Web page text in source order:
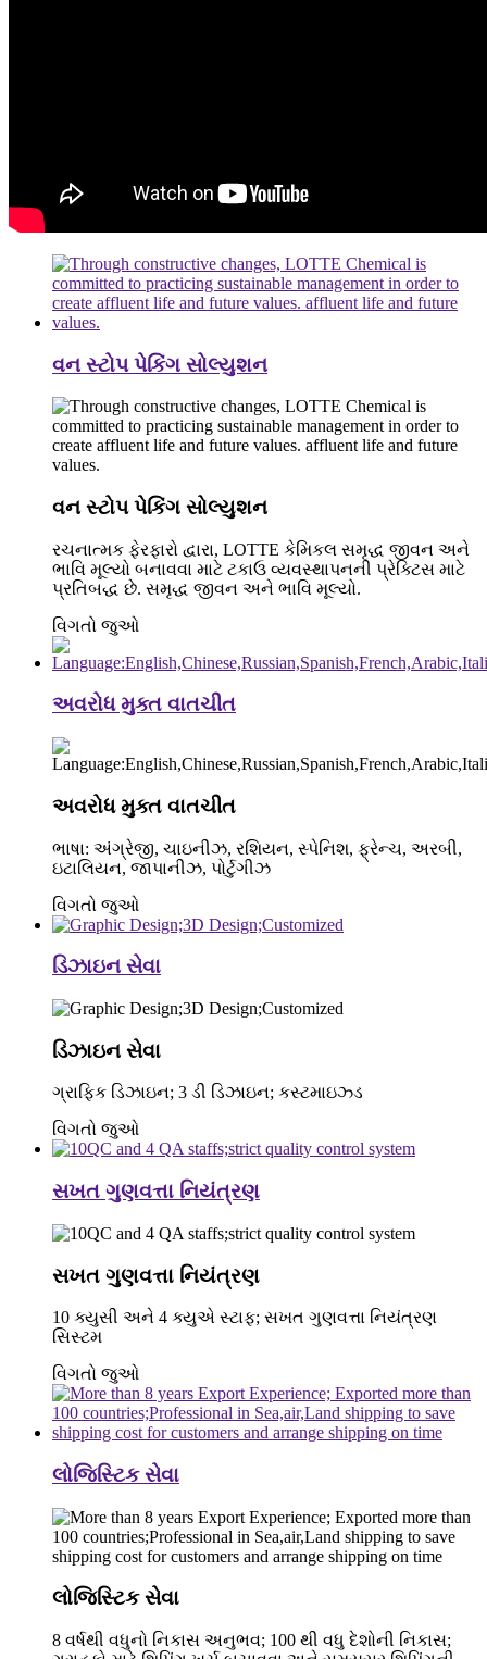
વન સ્ટોપ પેકિંગ સોલ્યુશન
વન સ્ટોપ પેકિંગ સોલ્યુશન
રચનાત્મક ફેરફારો દ્વારા, LOTTE કેમિકલ સમૃદ્ધ જીવન અને
ભાવિ મૂલ્યો બનાવવા માટે ટકાઉ વ્યવસ્થાપનની પ્રેક્ટિસ માટે
પ્રતિબદ્ધ છે. સમૃદ્ધ જીવન અને ભાવિ મૂલ્યો.
વિગતો જુઓ
અવરોધ મુક્ત વાતચીત
અવરોધ મુક્ત વાતચીત
ભાષા: અંગ્રેજી, ચાઇનીઝ, રશિયન, સ્પેનિશ, ફ્રેન્ચ, અરબી,
ઇટાલિયન, જાપાનીઝ, પોર્ટુગીઝ
વિગતો જુઓ
ડિઝાઇન સેવા
ડિઝાઇન સેવા
ગ્રાફિક ડિઝાઇન; 3 ડી ડિઝાઇન; કસ્ટમાઇઝ્ડ
વિગતો જુઓ
સખત ગુણવત્તા નિયંત્રણ
સખત ગુણવત્તા નિયંત્રણ
10 ક્યુસી અને 4 ક્યુએ સ્ટાફ; સખત ગુણવત્તા નિયંત્રણ
સિસ્ટમ
વિગતો જુઓ
લોજિસ્ટિક સેવા
લોજિસ્ટિક સેવા
8 વર્ષથી વધુનો નિકાસ અનુભવ; 100 થી વધુ દેશોની નિકાસ;